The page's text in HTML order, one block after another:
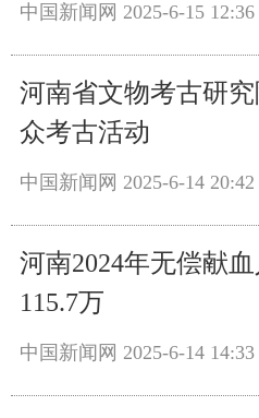
中国新闻网 2025-6-15 12:36
河南省文物考古研
众考古活动
中国新闻网 2025-6-14 20:42
河南2024年无偿献
115.7万
中国新闻网 2025-6-14 14:33